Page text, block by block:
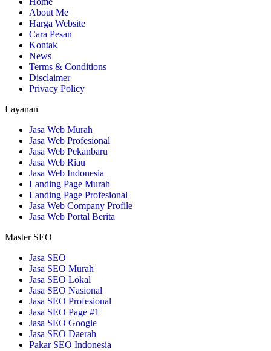
About Me
Harga Website
Cara Pesan
Kontak
News
Terms & Conditions
Disclaimer
Privacy Policy
Layanan
Jasa Web Murah
Jasa Web Profesional
Jasa Web Pekanbaru
Jasa Web Riau
Jasa Web Indonesia
Landing Page Murah
Landing Page Profesional
Jasa Web Company Profile
Jasa Web Portal Berita
Master SEO
Jasa SEO
Jasa SEO Murah
Jasa SEO Lokal
Jasa SEO Nasional
Jasa SEO Profesional
Jasa SEO Page #1
Jasa SEO Google
Jasa SEO Daerah
Pakar SEO Indonesia